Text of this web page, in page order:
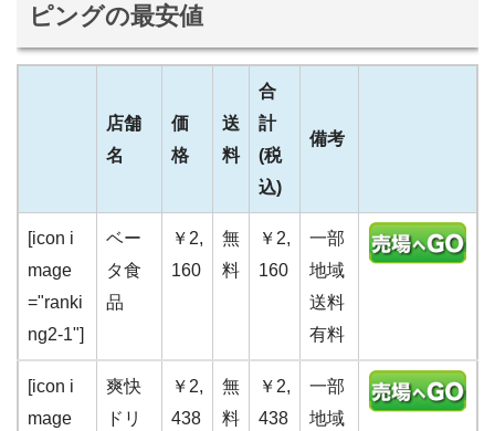
ピングの最安値
店舗
名
価
格
送
料
合
計
(税
込)
備考
[icon i
mage
="ranki
ng2-1"]
ベー
タ食
品
￥2,
160
無
料
￥2,
160
一部
地域
送料
有料
[icon i
mage
爽快
ドリ
￥2,
438
無
料
￥2,
438
一部
地域